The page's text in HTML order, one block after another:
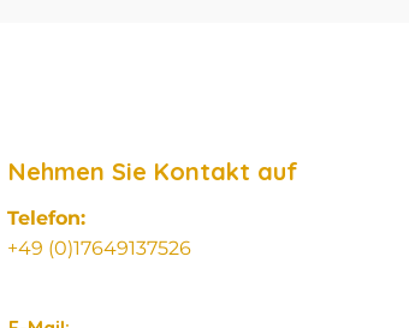
Nehmen Sie Kontakt auf
Telefon:
+49 (0)17649137526